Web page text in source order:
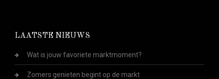
LAATSTE NIEUWS
Wat is jouw favoriete marktmoment?
Zomers genieten begint op de markt